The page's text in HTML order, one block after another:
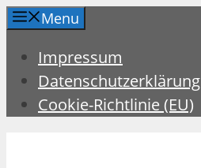
Zum
springen
Menu
Impressum
Datenschutzerklärung
Cookie-Richtlinie (EU)